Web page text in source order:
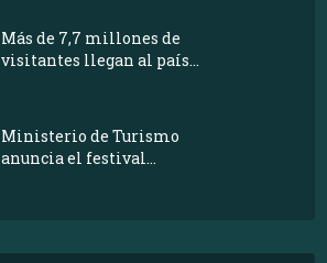
Más de 7,7 millones de
visitantes llegan al país...
Ministerio de Turismo
anuncia el festival...